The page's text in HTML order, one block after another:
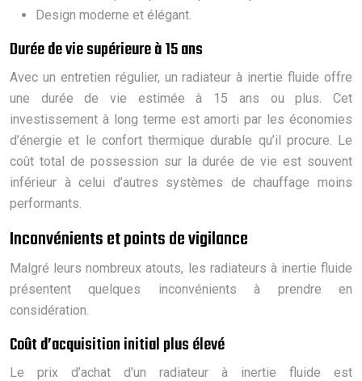
Design moderne et élégant.
Durée de vie supérieure à 15 ans
Avec un entretien régulier, un radiateur à inertie fluide offre
une durée de vie estimée à 15 ans ou plus. Cet
investissement à long terme est amorti par les économies
d’énergie et le confort thermique durable qu’il procure. Le
coût total de possession sur la durée de vie est souvent
inférieur à celui d’autres systèmes de chauffage moins
performants.
Inconvénients et points de vigilance
Malgré leurs nombreux atouts, les radiateurs à inertie fluide
présentent quelques inconvénients à prendre en
considération.
Coût d’acquisition initial plus élevé
Le prix d’achat d’un radiateur à inertie fluide est